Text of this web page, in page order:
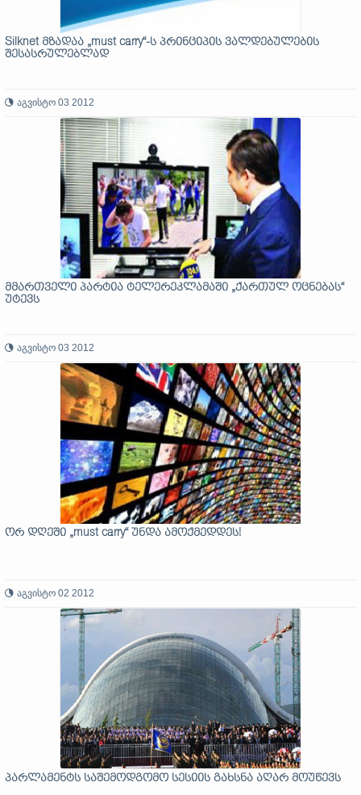
Silknet მზადაა „must carry“-ს პრინციპის ვალდებულების
შესასრულებლად
აგვისტო 03 2012
მმართველი პარტია ტელერეკლამაში „ქართულ ოცნებას“
უტევს
აგვისტო 03 2012
ორ დღეში „must carry“ უნდა ამოქმედდეს!
აგვისტო 02 2012
პარლამენტს საშემოდგომო სესიის გახსნა აღარ მოუწევს